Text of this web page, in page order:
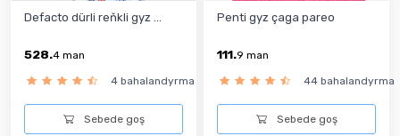
Defacto dürli reňkli gyz ...
528.4 man
4 bahalandyrma
Sebede goş
Penti gyz çaga pareo
111.9 man
44 bahalandyrma
Sebede goş